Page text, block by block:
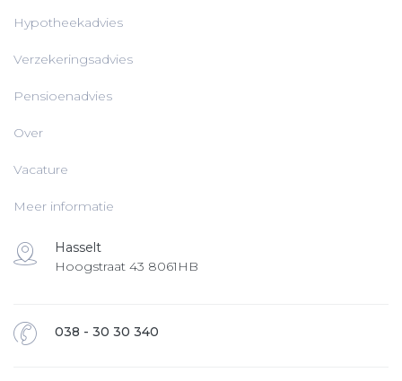
Hypotheekadvies
Verzekeringsadvies
Pensioenadvies
Over
Vacature
Meer informatie
Hasselt
Hoogstraat 43 8061HB
038 - 30 30 340